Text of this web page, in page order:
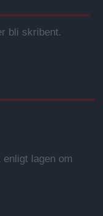
bli skribent.
lagen om